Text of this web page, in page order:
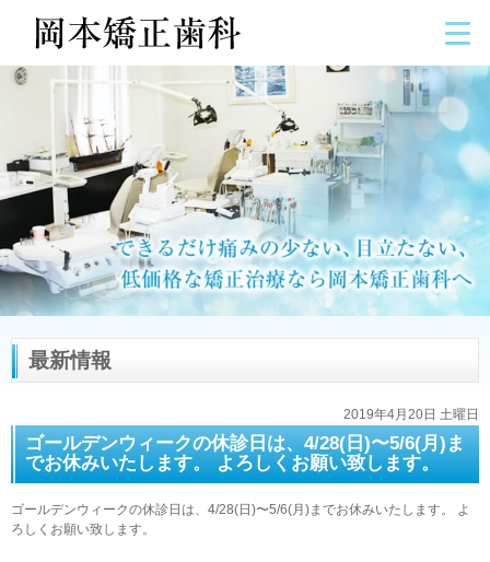
最新情報
2019年4月20日 土曜日
ゴールデンウィークの休診日は、4/28(日)〜5/6(月)ま
でお休みいたします。 よろしくお願い致します。
ゴールデンウィークの休診日は、4/28(日)〜5/6(月)までお休みいたします。 よ
ろしくお願い致します。